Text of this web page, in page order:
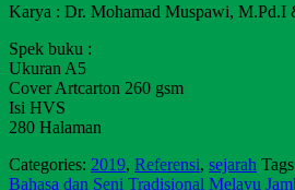
Karya : Dr. Mohamad Muspawi, M.Pd.I
Spek buku :
Ukuran A5
Cover Artcarton 260 gsm
Isi HVS
280 Halaman
Categories: 2019, Referensi, sejarah
Bahasa dan Seni Tradisional Melayu